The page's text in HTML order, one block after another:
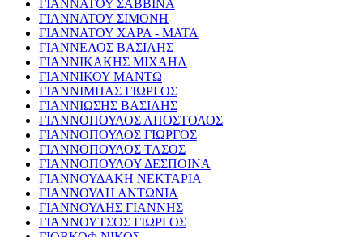
ΓΙΑΝΝΑΤΟΥ ΣΑΒΒΙΝΑ
ΓΙΑΝΝΑΤΟΥ ΣΙΜΟΝΗ
ΓΙΑΝΝΑΤΟΥ ΧΑΡΑ - ΜΑΤΑ
ΓΙΑΝΝΕΛΟΣ ΒΑΣΙΛΗΣ
ΓΙΑΝΝΙΚΑΚΗΣ ΜΙΧΑΗΛ
ΓΙΑΝΝΙΚΟΥ ΜΑΝΤΩ
ΓΙΑΝΝΙΜΠΑΣ ΓΙΩΡΓΟΣ
ΓΙΑΝΝΙΩΣΗΣ ΒΑΣΙΛΗΣ
ΓΙΑΝΝΟΠΟΥΛΟΣ ΑΠΟΣΤΟΛΟΣ
ΓΙΑΝΝΟΠΟΥΛΟΣ ΓΙΩΡΓΟΣ
ΓΙΑΝΝΟΠΟΥΛΟΣ ΤΑΣΟΣ
ΓΙΑΝΝΟΠΟΥΛΟΥ ΔΕΣΠΟΙΝΑ
ΓΙΑΝΝΟΥΔΑΚΗ ΝΕΚΤΑΡΙΑ
ΓΙΑΝΝΟΥΛΗ ΑΝΤΩΝΙΑ
ΓΙΑΝΝΟΥΛΗΣ ΓΙΑΝΝΗΣ
ΓΙΑΝΝΟΥΤΣΟΣ ΓΙΩΡΓΟΣ